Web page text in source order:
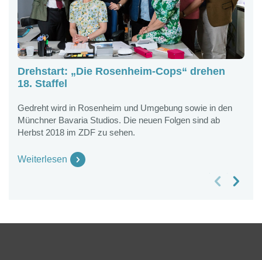
Drehstart: „Die Rosenheim-Cops“ drehen
18. Staffel
Gedreht wird in Rosenheim und Umgebung sowie in den
Münchner Bavaria Studios. Die neuen Folgen sind ab
Herbst 2018 im ZDF zu sehen.
Weiterlesen